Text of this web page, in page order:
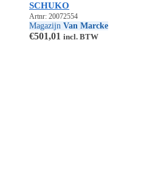
SCHUKO
Artnr: 20072554
Magazijn Van Marcke
€501,01 incl. BTW